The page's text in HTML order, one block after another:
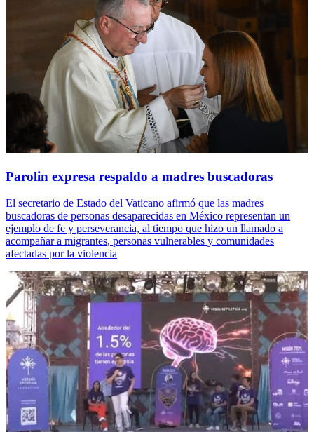
Parolin expresa respaldo a madres buscadoras
El secretario de Estado del Vaticano afirmó que las madres
buscadoras de personas desaparecidas en México representan un
ejemplo de fe y perseverancia, al tiempo que hizo un llamado a
acompañar a migrantes, personas vulnerables y comunidades
afectadas por la violencia